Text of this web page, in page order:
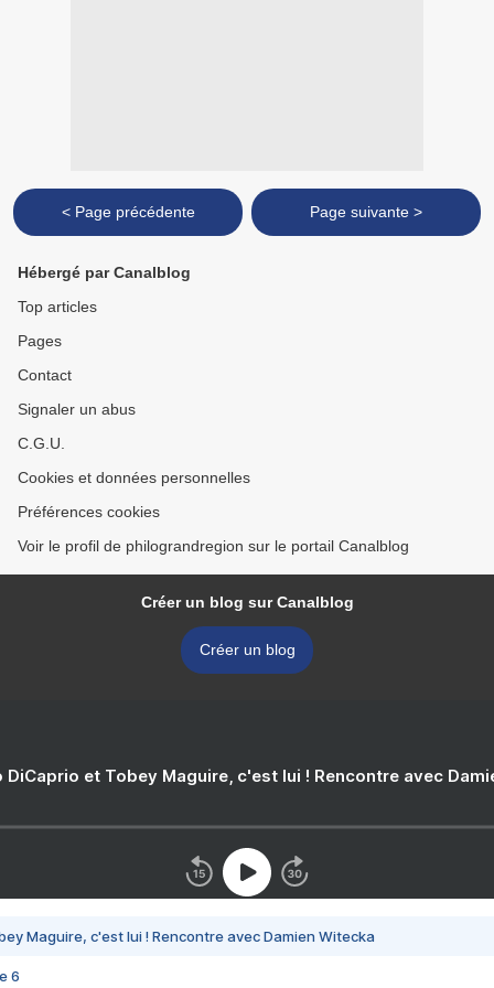
< Page précédente Page suivante >
Hébergé par Canalblog
Top articles
Pages
Contact
Signaler un abus
C.G.U.
Cookies et données personnelles
Préférences cookies
Voir le profil de philograndregion sur le portail Canalblog
Créer un blog sur Canalblog
Créer un blog
DiCaprio et Tobey Maguire, c'est lui ! Rencontre avec
Maguire, c'est lui ! Rencontre avec Damien Witecka
6